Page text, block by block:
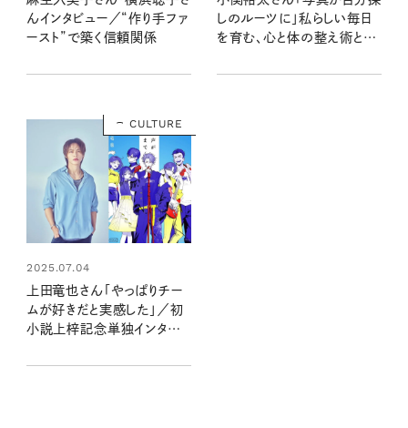
んインタビュー／“作り手ファ
ースト”で築く信頼関係
しのルーツに」私らしい毎日
を育む、心と体の整え術と
CULTURE
2025.07.04
上田竜也さん「やっぱりチー
ムが好きだと実感した」／初
小説上梓記念単独インタビュ